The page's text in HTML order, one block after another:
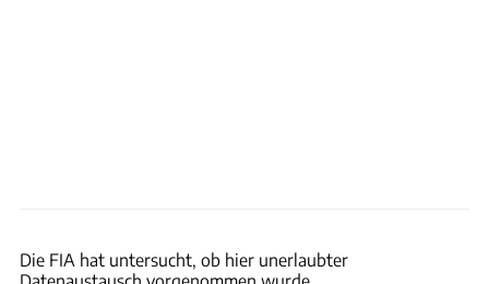
Die FIA hat untersucht, ob hier unerlaubter